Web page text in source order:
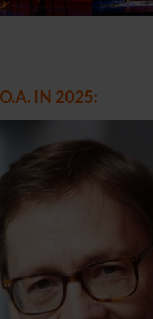
IN 2025: